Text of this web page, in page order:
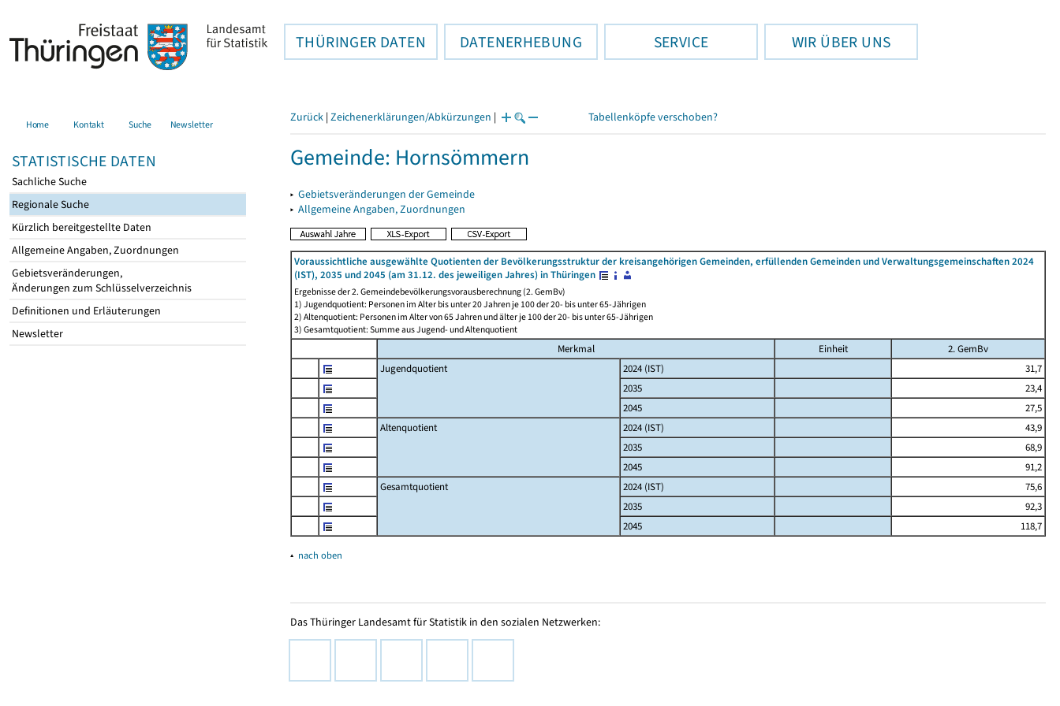
THÜRINGER DATEN DATENERHEBUNG SERVICE WIR ÜBER UNS
Home Kontakt Suche Newsletter
STATISTISCHE DATEN
Sachliche Suche
Regionale Suche
Kürzlich bereitgestellte Daten
Allgemeine Angaben, Zuordnungen
Gebietsveränderungen,
Änderungen zum Schlüsselverzeichnis
Definitionen und Erläuterungen
Newsletter
Zurück | Zeichenerklärungen/Abkürzungen | Tabellenköpfe verschoben?
Gemeinde: Hornsömmern
▸ Gebietsveränderungen der Gemeinde
▸ Allgemeine Angaben, Zuordnungen
Voraussichtliche ausgewählte Quotienten der Bevölkerungsstruktur der kreisangehörigen Gemeinden, erfüllenden Gemeinden und Verwaltungsgemeinschaften 2024
(IST), 2035 und 2045 (am 31.12. des jeweiligen Jahres) in Thüringen
Ergebnisse der 2. Gemeindebevölkerungsvorausberechnung (2. GemBv)
1) Jugendquotient: Personen im Alter bis unter 20 Jahren je 100 der 20- bis unter 65-Jährigen
2) Altenquotient: Personen im Alter von 65 Jahren und älter je 100 der 20- bis unter 65-Jährigen
3) Gesamtquotient: Summe aus Jugend- und Altenquotient
Merkmal Einheit
2. GemBv
Jugendquotient
2024 (IST)
31,7
2035
23,4
2045
27,5
Altenquotient
2024 (IST)
43,9
2035
68,9
2045
91,2
Gesamtquotient
2024 (IST)
75,6
2035
92,3
2045
118,7
▴ nach oben
Das Thüringer Landesamt für Statistik in den sozialen Netzwerken: